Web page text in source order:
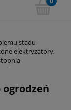
stadu
elektryzatory,